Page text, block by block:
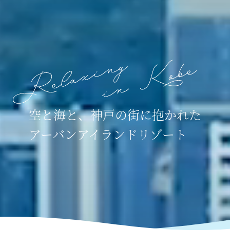
空と海と、神戸の街に抱かれた
アーバンアイランドリゾート